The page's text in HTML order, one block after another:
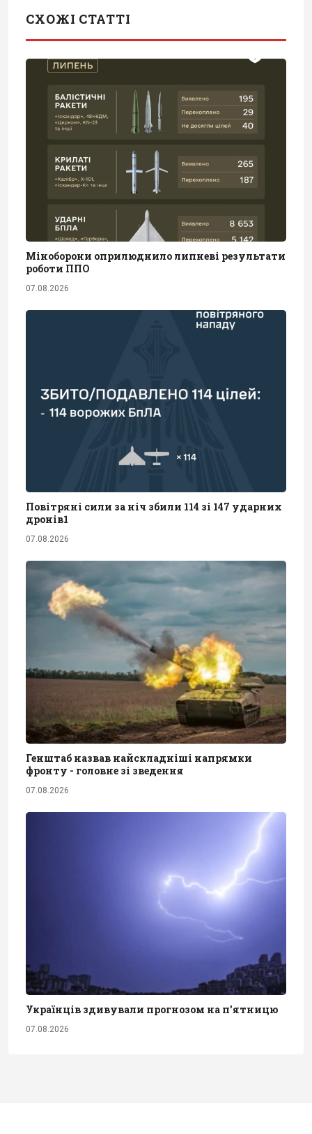
СХОЖІ СТАТТІ
Міноборони оприлюднило липневі результати
роботи ППО
07.08.2026
Повітряні сили за ніч збили 114 зі 147 ударних
дронів1
07.08.2026
Генштаб назвав найскладніші напрямки
фронту - головне зі зведення
07.08.2026
Українців здивували прогнозом на п'ятницю
07.08.2026